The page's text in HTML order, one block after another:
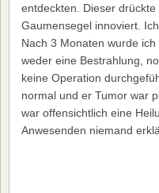
entdeckten. Dieser
Gaumensegel innoviert.
Nach 3 Monaten wurde
weder eine Bestrahlung,
keine Operation
normal und er Tumor war
war offensichtlich eine
Anwesenden niemand